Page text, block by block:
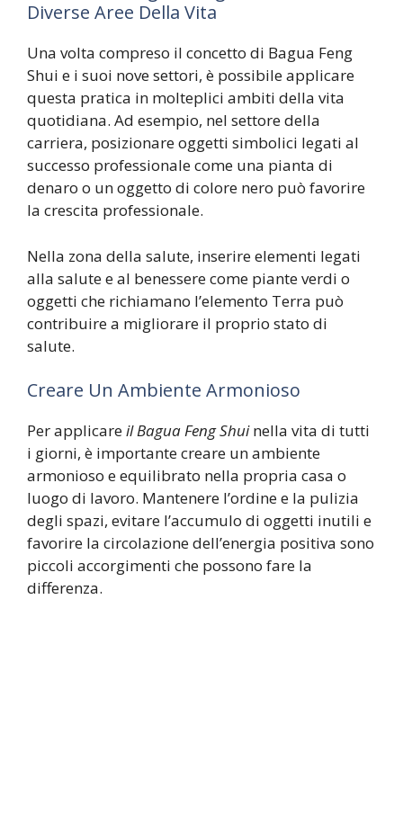
Diverse Aree Della Vita
Una volta compreso il concetto di Bagua Feng
Shui e i suoi nove settori, è possibile applicare
questa pratica in molteplici ambiti della vita
quotidiana. Ad esempio, nel settore della
carriera, posizionare oggetti simbolici legati al
successo professionale come una pianta di
denaro o un oggetto di colore nero può favorire
la crescita professionale.
Nella zona della salute, inserire elementi legati
alla salute e al benessere come piante verdi o
oggetti che richiamano l’elemento Terra può
contribuire a migliorare il proprio stato di
salute.
Creare Un Ambiente Armonioso
Per applicareil Bagua Feng Shuinella vita di tutti
i giorni, è importante creare un ambiente
armonioso e equilibrato nella propria casa o
luogo di lavoro. Mantenere l’ordine e la pulizia
degli spazi, evitare l’accumulo di oggetti inutili e
favorire la circolazione dell’energia positiva sono
piccoli accorgimenti che possono fare la
differenza.